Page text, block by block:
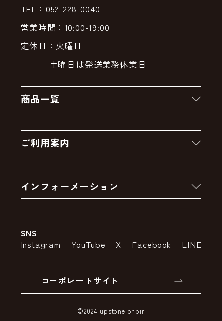
TEL：052-228-0040
営業時間：10:00-19:00
定休日：火曜日
土曜日は発送業務休業日
商品一覧
クーポン
卸販売・大量注文
アウトレットセール
ご利用案内
お支払いについて
インフォーメーション
特定商取引法の表示
SSLサーバー証明書とは
SNS
Instagram YouTube X Facebook LINE
コーポレートサイト
©2024 upstone onbir